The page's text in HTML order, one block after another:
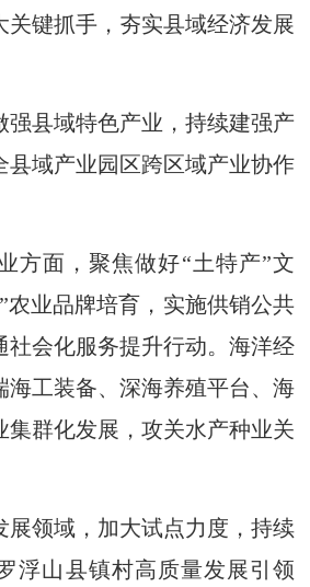
关键抓手，夯实县域经济发展
县域特色产业，持续建强产
县域产业园区跨区域产业协作
面，聚焦做好“土特产”文
农业品牌培育，实施供销公共
社会化服务提升行动。海洋经
海工装备、深海养殖平台、海
集群化发展，攻关水产种业关
领域，加大试点力度，持续
浮山县镇村高质量发展引领